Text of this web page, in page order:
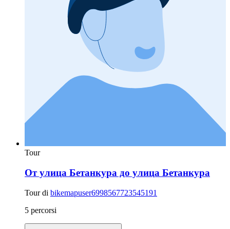
Tour
От улица Бетанкура до улица Бетанкура
Tour di bikemapuser6998567723545191
5 percorsi